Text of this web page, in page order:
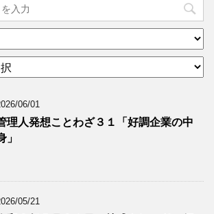
06/01
理人発想ことわざ３１「好調企業の中
」
05/21